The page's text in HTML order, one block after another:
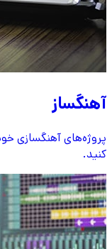
آهنگساز
پروژه‌های آهنگسازی
کنید.